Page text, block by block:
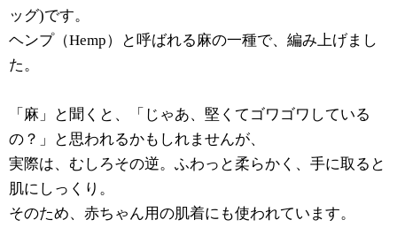
ッグ)です。
ヘンプ（Hemp）と呼ばれる麻の一種で、編み上げまし
た。
「麻」と聞くと、「じゃあ、堅くてゴワゴワしている
の？」と 思われるかもしれませんが、
実際は、むしろその逆。 ふわっと柔らかく、手に取ると
肌にしっくり。
そのため、赤ちゃん用の肌着にも使われています。